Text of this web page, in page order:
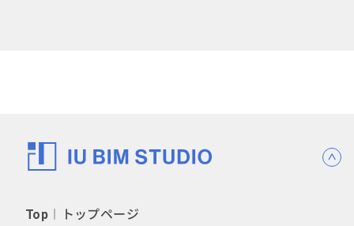
Top ︱トップページ